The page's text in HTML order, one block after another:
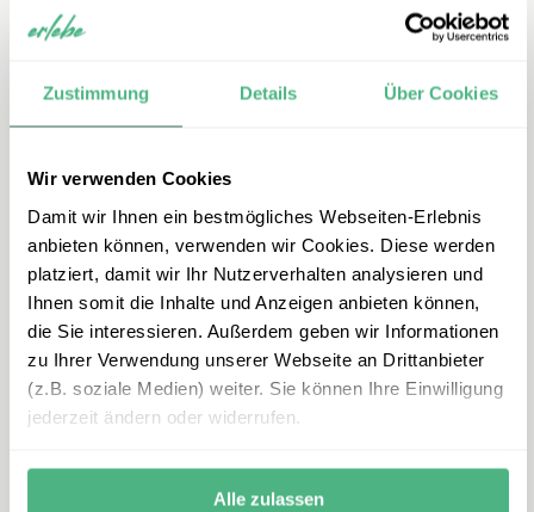
Zustimmung Details Über Cookies
Wir verwenden Cookies
Damit wir Ihnen ein bestmögliches Webseiten-Erlebnis
anbieten können, verwenden wir Cookies. Diese werden
platziert, damit wir Ihr Nutzerverhalten analysieren und
Ihnen somit die Inhalte und Anzeigen anbieten können,
die Sie interessieren. Außerdem geben wir Informationen
zu Ihrer Verwendung unserer Webseite an Drittanbieter
(z.B. soziale Medien) weiter. Sie können Ihre Einwilligung
jederzeit ändern oder widerrufen.
Alle zulassen
E-Mail
spanien@erlebe.de
Montag – Freitag: